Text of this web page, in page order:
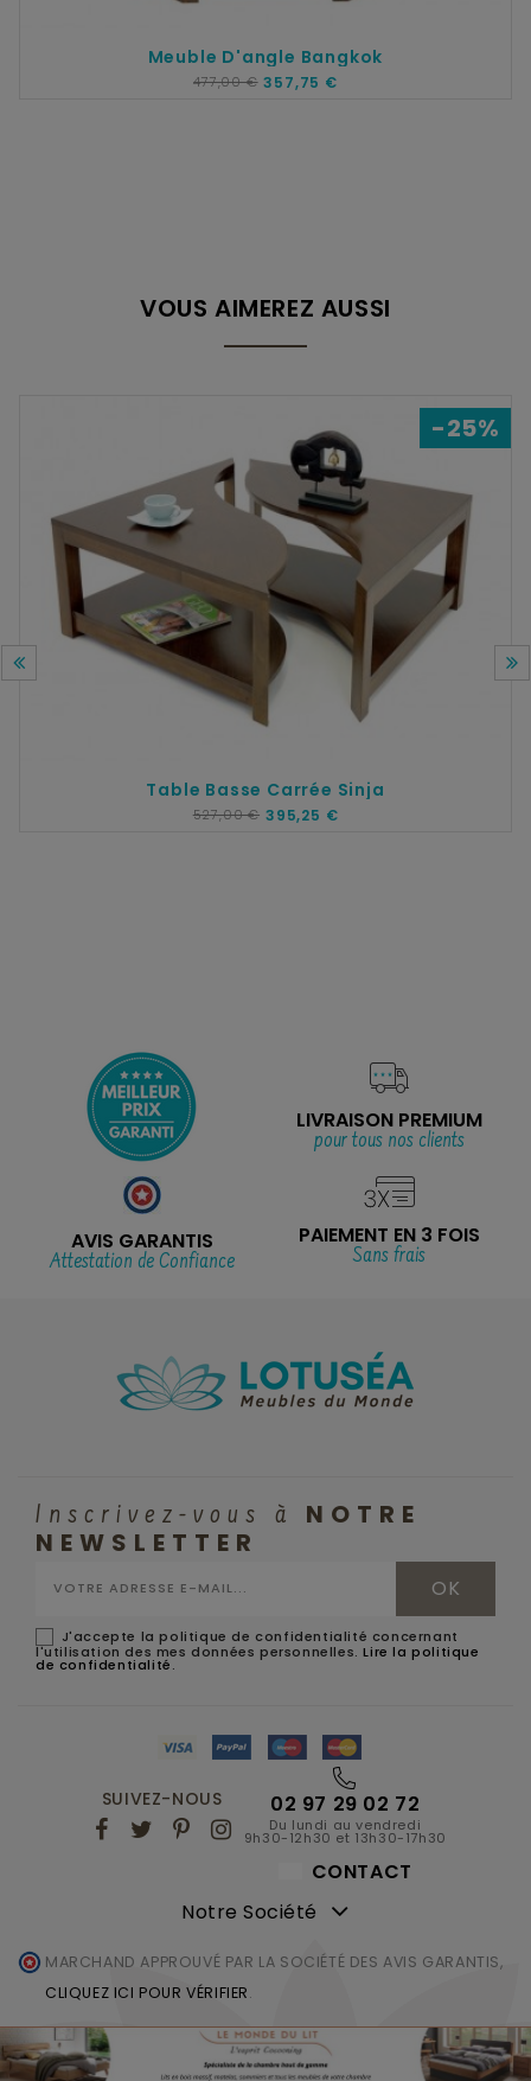
Meuble D'angle Bangkok
477,00 € 357,75 €
VOUS AIMEREZ AUSSI
-25%
Table Basse Carrée Sinja
527,00 € 395,25 €
LIVRAISON PREMIUM
pour tous nos clients
AVIS GARANTIS
Attestation de Confiance
PAIEMENT EN 3 FOIS
Sans frais
Inscrivez-vous à
NOTRE
NEWSLETTER
J'accepte la politique de confidentialité concernant
l'utilisation des mes données personnelles.Lire la politique
de confidentialité.
SUIVEZ-NOUS 02 97 29 02 72
Du lundi au vendredi
9h30-12h30 et 13h30-17h30
CONTACT
Notre Société
MARCHAND APPROUVÉ PAR LA SOCIÉTÉ DES AVIS GARANTIS,
CLIQUEZ ICI POUR VÉRIFIER.